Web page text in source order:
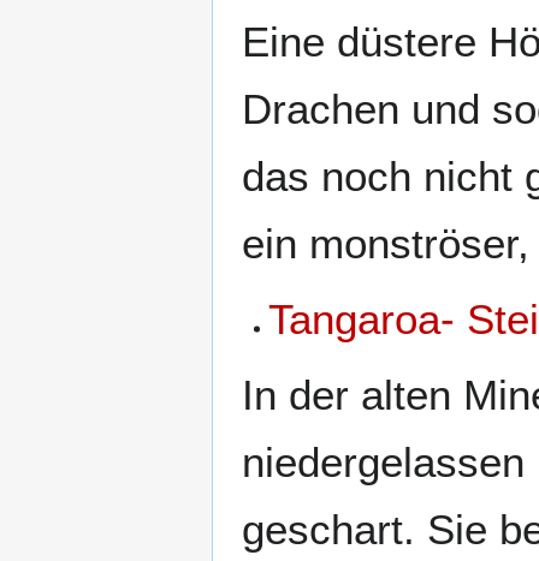
Eine düstere
Drachen und
das noch nicht
ein
Tangaroa-
In der alten
geschart. Sie